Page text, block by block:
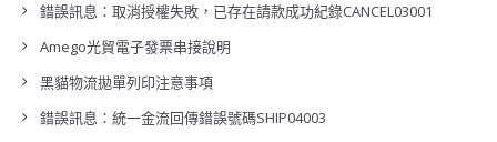
錯誤訊息：取消授權失敗，已存在請款成功紀錄CANCEL03001
Amego光貿電子發票串接說明
黑貓物流拋單列印注意事項
錯誤訊息：統一金流回傳錯誤號碼SHIP04003